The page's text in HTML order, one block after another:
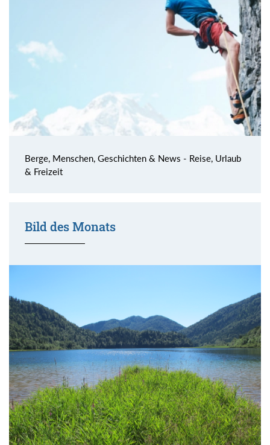
Berge, Menschen, Geschichten & News - Reise, Urlaub
& Freizeit
Bild des Monats